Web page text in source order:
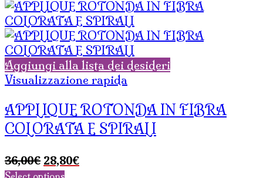
Aggiungi alla lista dei desideri
Visualizzazione rapida
APPLIQUE ROTONDA IN FIBRA
COLORATA E SPIRALI
36,00€ Il
prezzo
28,80€Il